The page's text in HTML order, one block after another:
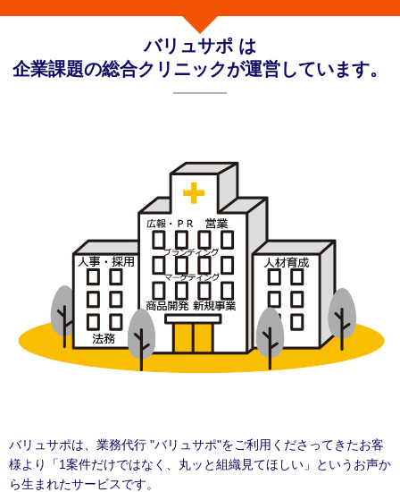
バリュサポ は
企業課題の総合クリニックが運営しています。
バリュサポは、業務代行 "バリュサポ"をご利用くださってきたお客
様より「1案件だけではなく、丸ッと組織見てほしい」というお声か
ら生まれたサービスです。